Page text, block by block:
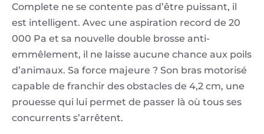
Complete ne se contente pas d’être puissant, il
est intelligent. Avec une aspiration record de 20
000 Pa et sa nouvelle double brosse anti-
emmêlement, il ne laisse aucune chance aux poils
d’animaux. Sa force majeure ? Son bras motorisé
capable de franchir des obstacles de 4,2 cm, une
prouesse qui lui permet de passer là où tous ses
concurrents s’arrêtent.